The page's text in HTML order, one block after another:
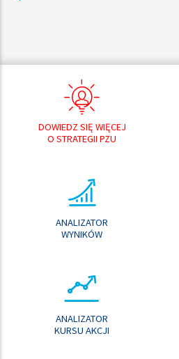
DOWIEDZ SIĘ WIĘCEJ
O STRATEGII PZU
ANALIZATOR
WYNIKÓW
ANALIZATOR
KURSU AKCJI